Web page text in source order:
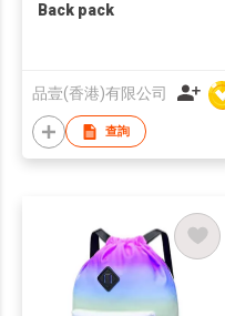
Back pack
品壹(香港)有限公司
查詢